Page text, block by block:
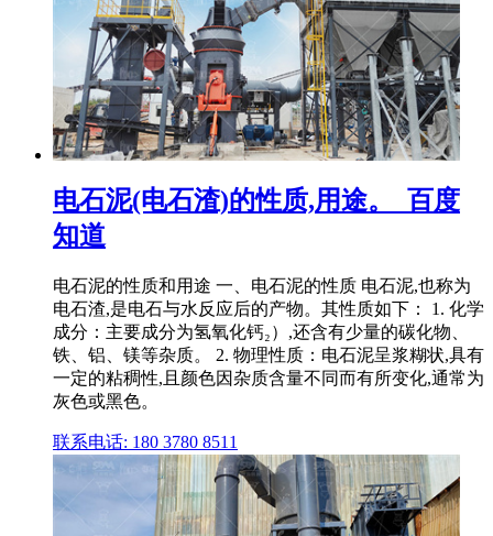
电石泥(电石渣)的性质,用途。_百度
知道
电石泥的性质和用途 一、电石泥的性质 电石泥,也称为
电石渣,是电石与水反应后的产物。其性质如下： 1. 化学
成分：主要成分为氢氧化钙₂）,还含有少量的碳化物、
铁、铝、镁等杂质。 2. 物理性质：电石泥呈浆糊状,具有
一定的粘稠性,且颜色因杂质含量不同而有所变化,通常为
灰色或黑色。
联系电话: 180 3780 8511